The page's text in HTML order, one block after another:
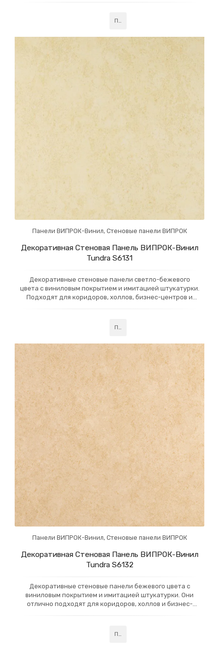
воздействиям, эти панели легко монтируются и
Подробнее
Панели ВИПРОК-Винил, Стеновые панели ВИПРОК
Декоративная Стеновая Панель ВИПРОК-Винил
Tundra S6131
Декоративные стеновые панели светло-бежевого
цвета с виниловым покрытием и имитацией штукатурки.
Подходят для коридоров, холлов, бизнес-центров и
внутренней отделки в местах с высоким трафиком.
Подробнее
Панели ВИПРОК-Винил, Стеновые панели ВИПРОК
Декоративная Стеновая Панель ВИПРОК-Винил
Tundra S6132
Декоративные стеновые панели бежевого цвета с
виниловым покрытием и имитацией штукатурки. Они
отлично подходят для коридоров, холлов и бизнес-
уходе, обеспечивая надежное и стильное покрытие для
Подробнее